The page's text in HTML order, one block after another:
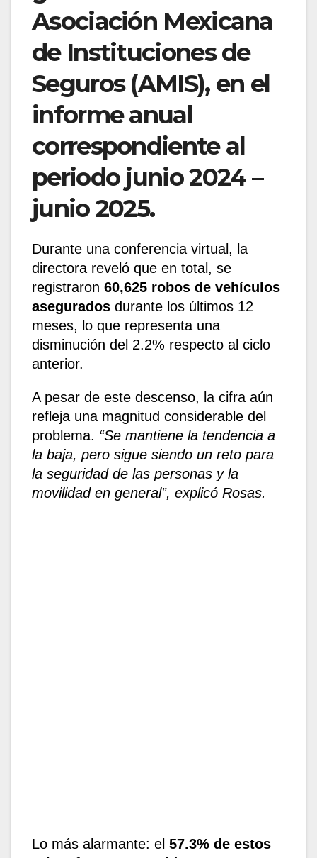
Asociación Mexicana
de Instituciones de
Seguros (AMIS), en el
informe anual
correspondiente al
periodo junio 2024 –
junio 2025.
Durante una conferencia virtual, la
directora reveló que en total, se
registraron 60,625 robos de vehículos
asegurados durante los últimos 12
meses, lo que representa una
disminución del 2.2% respecto al ciclo
anterior.
A pesar de este descenso, la cifra aún
refleja una magnitud considerable del
problema. “Se mantiene la tendencia a
la baja, pero sigue siendo un reto para
la seguridad de las personas y la
movilidad en general”, explicó Rosas.
Lo más alarmante: el 57.3% de estos